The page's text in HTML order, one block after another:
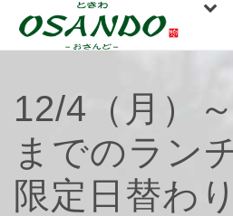
12/4（月）
までのラン
限定日替わ